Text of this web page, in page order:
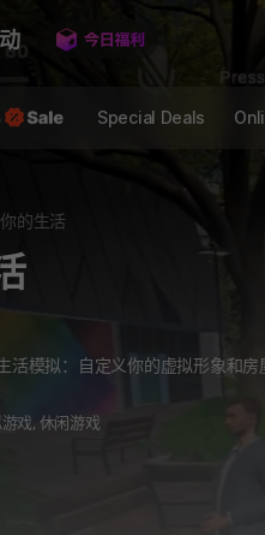
Special Deals
的生活
活模拟：自定义你的虚拟形象和
戏,休闲游戏